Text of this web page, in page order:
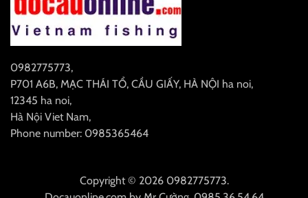
0982775773,
P701 A6B, MẠC THÁI TỔ, CẦU GIẤY, HÀ NỘI ha noi,
12345 ha noi,
Hà Nội Viet Nam,
Phone number: 0985365464
Copyright © 2026 0982775773.